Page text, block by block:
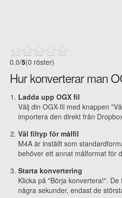
0.0/5(0 röster)
Hur konverterar man
Ladda upp OGX fil
Välj din OGX-fil med knappen
importera den direkt från
Väl filtyp för målfil
M4A är inställt som
behöver ett annat målformat för
Starta konvertering
Klicka på "Börja konvertera!".
några sekunder, endast de